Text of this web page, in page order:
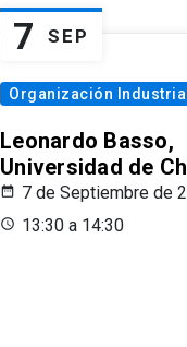
7 SEP
Organización Industrial
Leonardo Basso,
Universidad de
7 de Septiembre de
13:30 a 14:30